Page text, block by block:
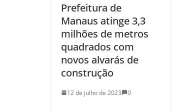
Prefeitura de
Manaus atinge 3,3
milhões de metros
quadrados com
novos alvarás de
construção
12 de julho de 2023 0